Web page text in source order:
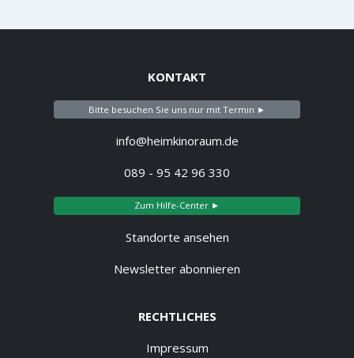
KONTAKT
Bitte besuchen Sie uns nur mit Termin ►
info@heimkinoraum.de
089 - 95 42 96 330
Zum Hilfe-Center ►
Standorte ansehen
Newsletter abonnieren
RECHTLICHES
Impressum